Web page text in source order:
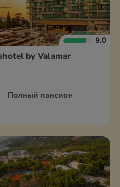
9.0
by Valamar
Полный пансион